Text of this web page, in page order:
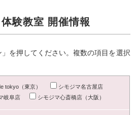
験教室 開催情報
を押してください。複数の項目を選択
tokyo（東京）
シモジマ名古屋店
岐阜店
シモジマ心斎橋店（大阪）